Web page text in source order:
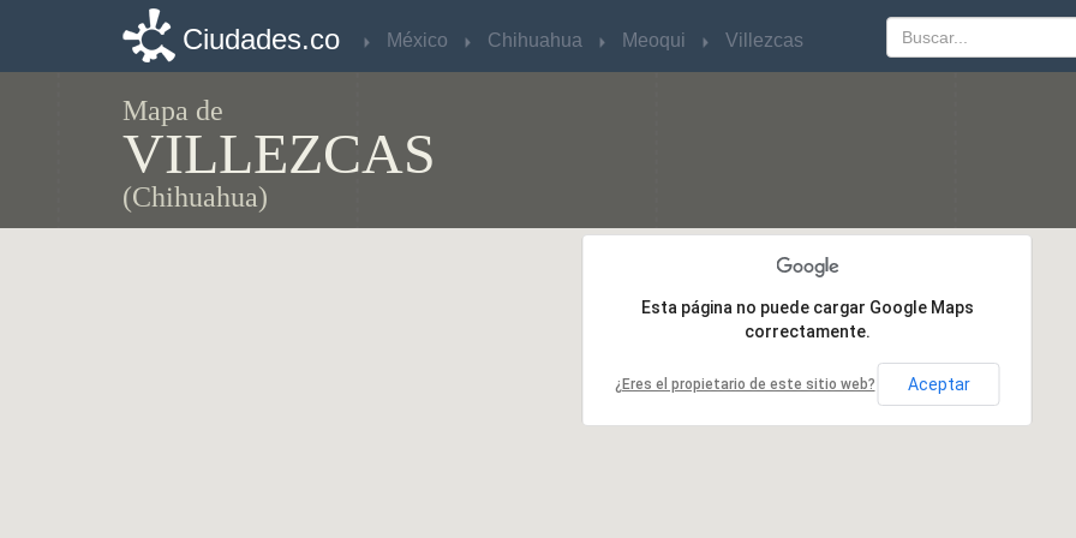
Ciudades.co México Chihuahua Meoqui Villezcas
Mapa de
VILLEZCAS
(Chihuahua)
Esta página no puede cargar Google Maps
correctamente.
¿Eres el propietario de este sitio web? Aceptar
Esta página no puede cargar Google Maps
correctamente.
¿Eres el propietario de este sitio web? Aceptar
Ciudades.co México Chihuahua Meoqui Villezcas